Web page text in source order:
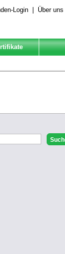
Login Über uns